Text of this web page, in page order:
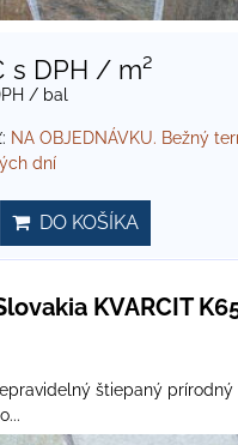
s DPH / m²
/ bal
NA OBJEDNÁVKU. Bežný
dní
DO KOŠÍKA
KVARCIT
štiepaný prírodný